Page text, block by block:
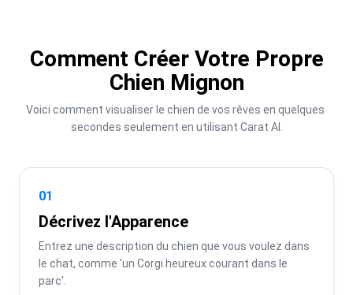
Comment Créer Votre Propre
Chien Mignon
Voici comment visualiser le chien de vos rêves en quelques
secondes seulement en utilisant Carat AI.
01
Décrivez l'Apparence
Entrez une description du chien que vous voulez dans
le chat, comme 'un Corgi heureux courant dans le
parc'.